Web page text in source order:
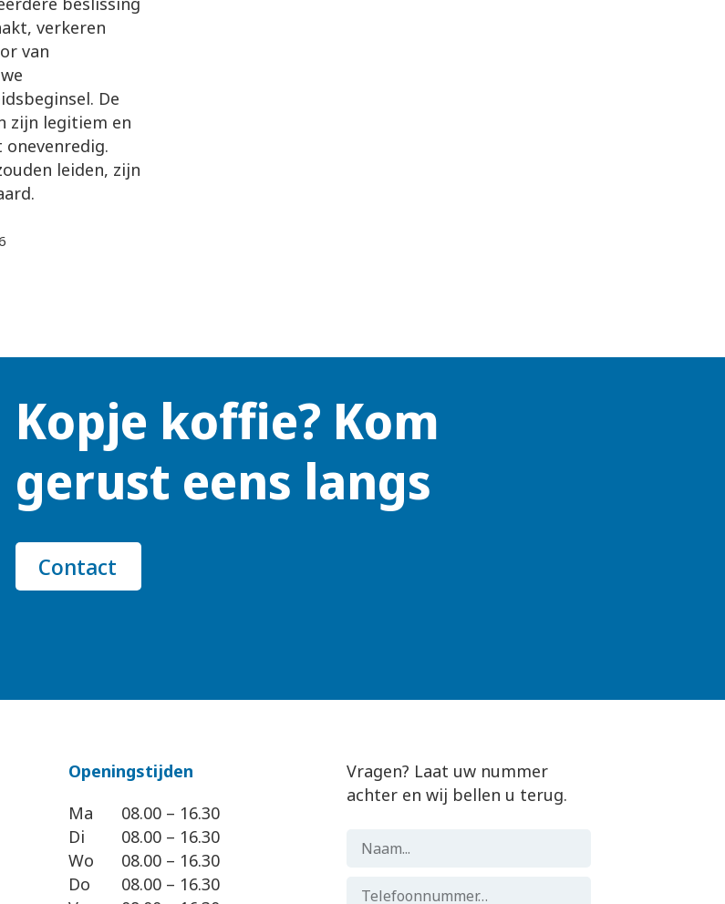
verkeren
van
De
zijn legitiem en
leiden, zijn
Kopje koffie? Kom
gerust eens langs
Contact
Openingstijden
Ma
Di
Wo
Do
08.00 – 16.30
08.00 – 16.30
08.00 – 16.30
08.00 – 16.30
Vragen? Laat uw nummer
achter en wij bellen u terug.